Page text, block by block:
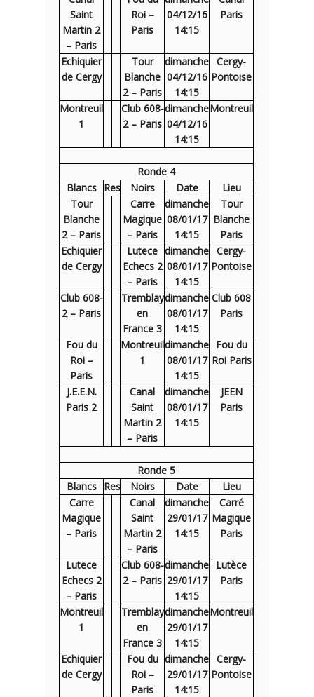
Saint
Martin 2
– Paris
Roi –
Paris
04/12/16
14:15
Paris
Echiquier
de Cergy
Tour
Blanche
2 – Paris
dimanche
04/12/16
14:15
Cergy-
Pontoise
Montreuil
1
Club 608-
2 – Paris
dimanche
04/12/16
14:15
Montreuil
Ronde 4
Blancs
Res Noirs Date
Lieu
Tour
Blanche
2 – Paris
Carre
Magique
– Paris
dimanche
08/01/17
14:15
Tour
Blanche
Paris
Echiquier
de Cergy
Lutece
Echecs 2
– Paris
dimanche
08/01/17
14:15
Cergy-
Pontoise
Club 608-
2 – Paris
Tremblay
en
France 3
dimanche
08/01/17
14:15
Club 608
Paris
Fou du
Roi –
Paris
Montreuil
1
dimanche
08/01/17
14:15
Fou du
Roi Paris
J.E.E.N.
Paris 2
Canal
Saint
Martin 2
– Paris
dimanche
08/01/17
14:15
JEEN
Paris
Ronde 5
Blancs
Res Noirs Date
Lieu
Carre
Magique
– Paris
Canal
Saint
Martin 2
– Paris
dimanche
29/01/17
14:15
Carré
Magique
Paris
Lutece
Echecs 2
– Paris
Club 608-
2 – Paris
dimanche
29/01/17
14:15
Lutèce
Paris
Montreuil
1
Tremblay
en
France 3
dimanche
29/01/17
14:15
Montreuil
Echiquier
de Cergy
Fou du
Roi –
Paris
dimanche
29/01/17
14:15
Cergy-
Pontoise